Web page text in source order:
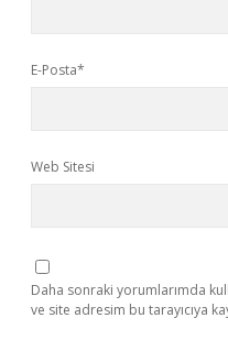
E-Posta*
Web Sitesi
Daha sonraki yorumlarımda
ve site adresim bu tarayıcıya